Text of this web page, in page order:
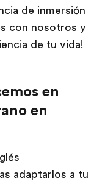
de inmersión
con nosotros y
de tu vida!
en
en
adaptarlos a tu